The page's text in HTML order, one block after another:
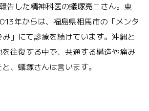
告した精神科医の蟻塚亮二さん。東
年からは、福島県相馬市の「メンタ
」にて診療を続けています。沖縄と
往復する中で、共通する構造や痛み
、蟻塚さんは言います。